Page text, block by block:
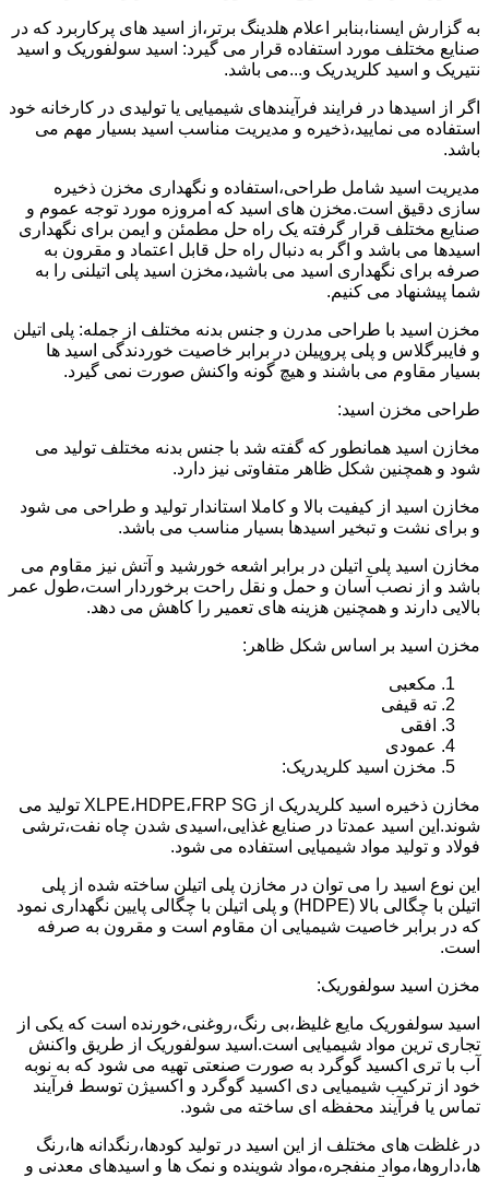
به گزارش ایسنا،بنابر اعلام هلدینگ برتر،از اسید های پرکاربرد که در
صنایع مختلف مورد استفاده قرار می گیرد: اسید سولفوریک و اسید
نتیریک و اسید کلریدریک و...می باشد.
اگر از اسیدها در فرایند فرآیندهای شیمیایی یا تولیدی در کارخانه خود
استفاده می نمایید،ذخیره و مدیریت مناسب اسید بسیار مهم می
باشد.
مدیریت اسید شامل طراحی،استفاده و نگهداری مخزن ذخیره
سازی دقیق است.مخزن های اسید که امروزه مورد توجه عموم و
صنایع مختلف قرار گرفته یک راه حل مطمئن و ایمن برای نگهداری
اسیدها می باشد و اگر به دنبال راه حل قابل اعتماد و مقرون به
صرفه برای نگهداری اسید می باشید،مخزن اسید پلی اتیلنی را به
شما پیشنهاد می کنیم.
مخزن اسید با طراحی مدرن و جنس بدنه مختلف از جمله: پلی اتیلن
و فایبرگلاس و پلی پروپیلن در برابر خاصیت خوردندگی اسید ها
بسیار مقاوم می باشند و هیچ گونه واکنش صورت نمی گیرد.
طراحی مخزن اسید:
مخازن اسید همانطور که گفته شد با جنس بدنه مختلف تولید می
شود و همچنین شکل ظاهر متفاوتی نیز دارد.
مخازن اسید از کیفیت بالا و کاملا استاندار تولید و طراحی می شود
و برای نشت و تبخیر اسیدها بسیار مناسب می باشد.
مخازن اسید پلی اتیلن در برابر اشعه خورشید و آتش نیز مقاوم می
باشد و از نصب آسان و حمل و نقل راحت برخوردار است،طول عمر
بالایی دارند و همچنین هزینه های تعمیر را کاهش می دهد.
مخزن اسید بر اساس شکل ظاهر:
مکعبی
ته قیفی
افقی
عمودی
مخزن اسید کلریدریک:
مخازن ذخیره اسید کلریدریک از XLPE،HDPE،FRP SG تولید می
شوند.این اسید عمدتا در صنایع غذایی،اسیدی شدن چاه نفت،ترشی
فولاد و تولید مواد شیمیایی استفاده می شود.
این نوع اسید را می توان در مخازن پلی اتیلن ساخته شده از پلی
اتیلن با چگالی بالا (HDPE) و پلی اتیلن با چگالی پایین نگهداری نمود
که در برابر خاصیت شیمیایی ان مقاوم است و مقرون به صرفه
است.
مخزن اسید سولفوریک:
اسید سولفوریک مایع غلیظ،بی رنگ،روغنی،خورنده است که یکی از
تجاری ترین مواد شیمیایی است.اسید سولفوریک از طریق واکنش
آب با تری اکسید گوگرد به صورت صنعتی تهیه می شود که به نوبه
خود از ترکیب شیمیایی دی اکسید گوگرد و اکسیژن توسط فرآیند
تماس یا فرآیند محفظه ای ساخته می شود.
در غلظت های مختلف از این اسید در تولید کودها،رنگدانه ها،رنگ
ها،داروها،مواد منفجره،مواد شوینده و نمک ها و اسیدهای معدنی و